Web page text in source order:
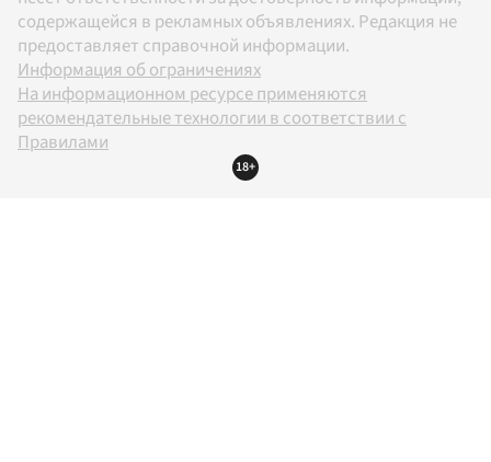
содержащейся в рекламных объявлениях. Редакция не
предоставляет справочной информации.
Информация об ограничениях
На информационном ресурсе применяются
рекомендательные технологии в соответствии с
Правилами
18+